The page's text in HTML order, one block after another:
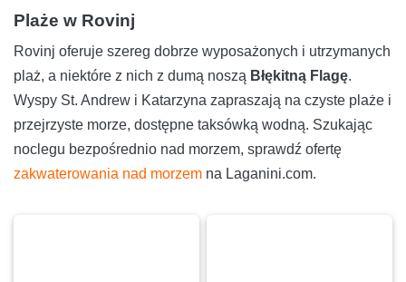
Plaże w Rovinj
Rovinj oferuje szereg dobrze wyposażonych i utrzymanych
plaż, a niektóre z nich z dumą noszą Błękitną Flagę.
Wyspy St. Andrew i Katarzyna zapraszają na czyste plaże i
przejrzyste morze, dostępne taksówką wodną. Szukając
noclegu bezpośrednio nad morzem, sprawdź ofertę
zakwaterowania nad morzem na Laganini.com.